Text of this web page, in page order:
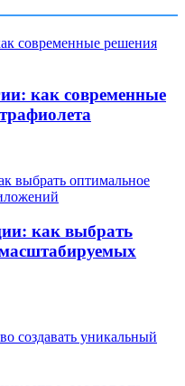
как современные
как выбрать